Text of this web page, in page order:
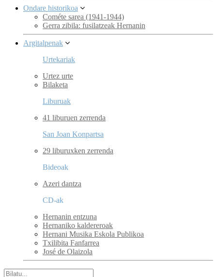
Ondare historikoa
Cométe sarea (1941-1944)
Gerra zibila: fusilatzeak Hernanin
Argitalpenak
Urtekariak
Urtez urte
Bilaketa
Liburuak
41 liburuen zerrenda
San Joan Konpartsa
29 liburuxken zerrenda
Bideoak
Azeri dantza
CD-ak
Hernanin entzuna
Hernaniko kaldereroak
Hernani Musika Eskola Publikoa
Txilibita Fanfarrea
José de Olaizola